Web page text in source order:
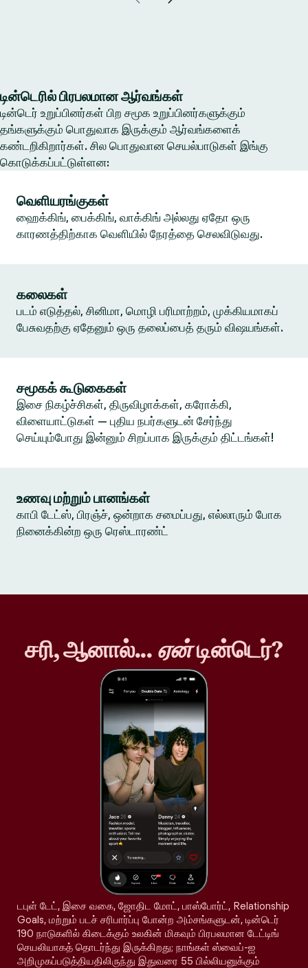
டின்டெரில் பிரபலமான ஆர்வங்கள்
டின்டெர் உறுப்பினர்கள் பிற சமூக உறுப்பினர்களுக்கும்
தங்களுக்கும் பொதுவாக இருக்கும் ஆர்வங்களைக்
கண்டறிகிறார்கள். சில பொதுவான செயல்பாடுகள் இங்கு
கொடுக்கப்பட்டுள்ளன:
வெளியரங்குகள்
ஹைக்கிங், பைக்கிங், வாக்கிங் அல்லது ஏதோ ஒரு
காரணத்திற்காக வெளியில் நேரத்தை செலவிடுவது.
கலைகள்
படம் எடுத்தல், சினிமா, மொழி பரிமாற்றம், முக்கியமாகப்
பேசுவதற்கு ஏதேனும் ஒரு தலைப்பைத் தரும் விஷயங்கள்.
சமூகக் கூடுகைகள்
இசை நிகழ்ச்சிகள், திருவிழாக்கள், கரோக்கி,
விளையாட்டுகள் — புதிய நபர்களுடன் சேர்ந்து
செய்யும்போது இன்னும் சிறப்பாக இருக்கும் திட்டங்கள்!
உணவு மற்றும் பானங்கள்
காபி டேட்ஸ், பிரஞ்ச், ஒன்றாக சமைப்பது, எல்லாரும் போக
நினைக்கின்ற ஒரு ரெஸ்டாரண்ட்
சரி, ஆனால்... ஏன்டின்டெர்?
டபுள் டேட், இசை வகை, ஜோதிட மோட், பாஸ்போர்ட், Relationship
Goals, மற்றும் படச் சரிபார்ப்பு போன்ற அம்சங்களுடன், டின்டெர்
190 நாடுகளில் கிடைக்கும் உலகின் மிகவும் பிரபலமான டேட்டிங்
செயலியாகத் தொடர்ந்து இருக்கிறது; நாங்கள் ஸ்வைப்-ஐ
அறிமுகப்படுத்தியதிலிருந்து இதுவரை 55 பில்லியனுக்கும்